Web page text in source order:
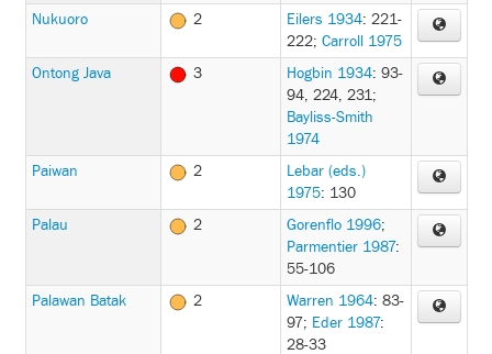
Nukuoro
2 Eilers 1934: 221-
222; Carroll 1975
Ontong Java
3 Hogbin 1934: 93-
94, 224, 231;
Bayliss-Smith
1974
Paiwan
2
Lebar (eds.)
1975: 130
Palau
2 Gorenflo 1996;
Parmentier 1987:
55-106
Palawan Batak
2 Warren 1964: 83-
97; Eder 1987:
28-33